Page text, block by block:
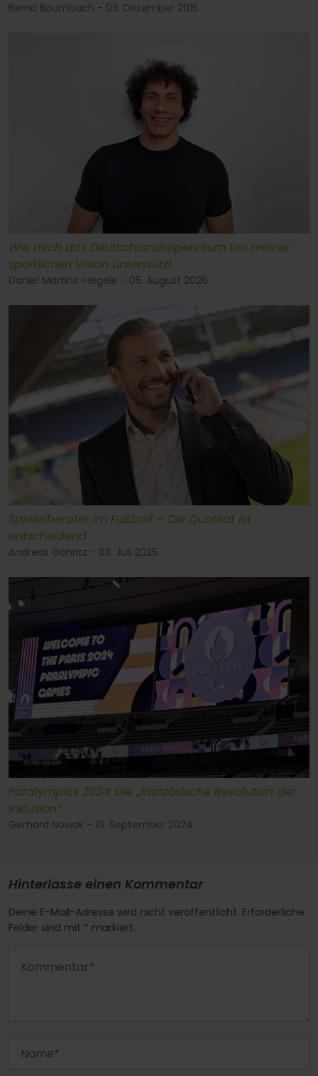
Bernd Baumbach - 03. Dezember 2015
Wie mich das Deutschlandstipendium bei meiner
sportlichen Vision unterstützt
Daniel Martins-Hegele - 05. August 2026
Spielerberater im Fußball – Die Qualität ist
entscheidend
Andreas Gohritz - 03. Juli 2025
Paralympics 2024: Die „französische Revolution der
Inklusion“
Gerhard Nowak - 10. September 2024
Hinterlasse einen Kommentar
Deine E-Mail-Adresse wird nicht veröffentlicht. Erforderliche
Felder sind mit * markiert.